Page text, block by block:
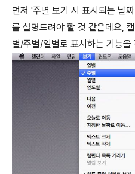
먼저 '주별 보기 시 표시되는 날
를 설명드려야 할 것 같은데요,
별/주별/일별로 표시하는 기능을